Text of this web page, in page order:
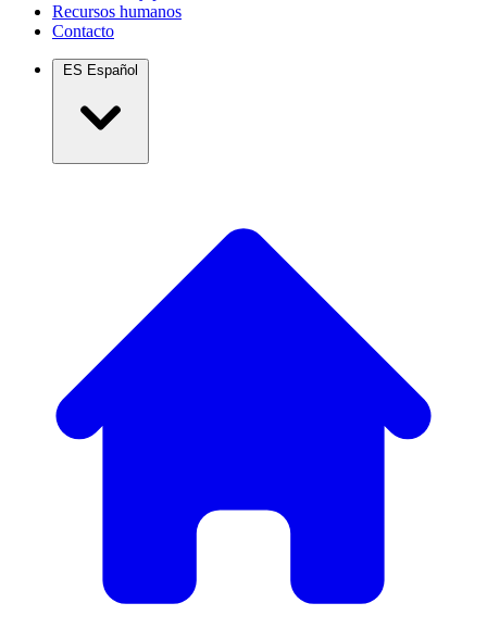
Recursos humanos
Contacto
ES Español